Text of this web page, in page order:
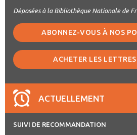
Déposées à la Bibliothèque Nationale de
ABONNEZ-VOUS À NOS
ACHETER LES
ACTUELLEMENT
SUIVI DE RECOMMANDATION